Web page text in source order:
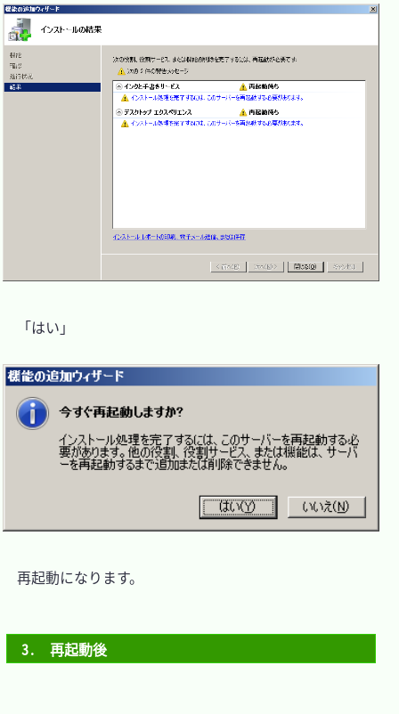
「はい」
再起動になります。
3.　再起動後